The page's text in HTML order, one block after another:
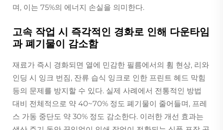
며, 이는 75%의 에너지 손실을 의미한다.
고속 작업 시 즉각적인 경화로 인해 다운타임
과 폐기물이 감소함
재료가 즉시 경화되면 열에 민감한 필름에서의 휨 현상, 리와
인딩 시 잉크 번짐, 잔류 습식 잉크로 인한 프린트 헤드 막힘
등의 문제를 방지할 수 있다. 실제 사례에서 전통적인 방법
대비 전체적으로 약 40~70% 정도 폐기물이 줄어들며, 프레
스 가동 중단도 약 30% 정도 감소한다. 이러한 개선 효과는